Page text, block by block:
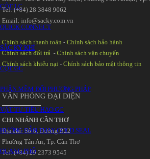
CỘT LC
QUICK CONNECT
SẮC KÝ KHÍ
CỘT GC
PHẦN MỀM ĐỔI PHƯƠNG PHÁP
VẬT TƯ TIÊU HAO GC
HƯỚNG DẪN THAY GOLD SEAL
QUANG PHỔ
Tel: (+84) 28 3848 9062
Email: info@sacky.com.vn
Chính sách thanh toán -Chính sách bảo hành
Chính sách đổi trả -Chính sách vận chuyển
Chính sách khiếu nại -Chính sách bảo mật thông tin
VĂN PHÒNG ĐẠI DIỆN
CHI NHÁNH CẦN THƠ
Địa chỉ: Số 6‚ Đường B22
Phường Tân An‚ Tp. Cần Thơ
Tel: (+84) 29 2373 9545